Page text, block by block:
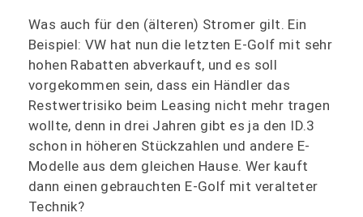
Was auch für den (älteren) Stromer gilt. Ein
Beispiel: VW hat nun die letzten E-Golf mit sehr
hohen Rabatten abverkauft, und es soll
vorgekommen sein, dass ein Händler das
Restwertrisiko beim Leasing nicht mehr tragen
wollte, denn in drei Jahren gibt es ja den ID.3
schon in höheren Stückzahlen und andere E-
Modelle aus dem gleichen Hause. Wer kauft
dann einen gebrauchten E-Golf mit veralteter
Technik?